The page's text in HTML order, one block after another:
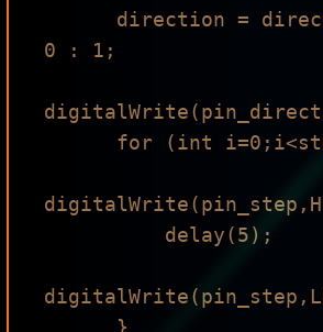
0 : 1;